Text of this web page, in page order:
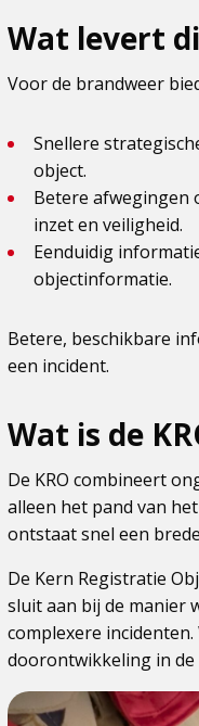
Wat levert
Voor de brandweer
Snellere
object.
Betere afwegingen
inzet en veiligheid.
Eenduidig
objectinformatie.
Betere, beschikbare
een incident.
Wat is de
De KRO combineert
alleen het pand van
ontstaat snel een
De Kern Registratie
sluit aan bij de manier
complexere
doorontwikkeling in